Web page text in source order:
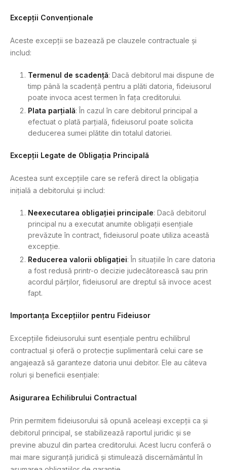
Excepții Convenționale
Aceste excepții se bazează pe clauzele contractuale și
includ:
Termenul de scadență: Dacă debitorul mai dispune de
timp până la scadență pentru a plăti datoria, fideiusorul
poate invoca acest termen în fața creditorului.
Plata parțială: În cazul în care debitorul principal a
efectuat o plată parțială, fideiusorul poate solicita
deducerea sumei plătite din totalul datoriei.
Excepții Legate de Obligația Principală
Acestea sunt excepțiile care se referă direct la obligația
inițială a debitorului și includ:
Neexecutarea obligației principale: Dacă debitorul
principal nu a executat anumite obligații esențiale
prevăzute în contract, fideiusorul poate utiliza această
excepție.
Reducerea valorii obligației: În situațiile în care datoria
a fost redusă printr-o decizie judecătorească sau prin
acordul părților, fideiusorul are dreptul să invoce acest
fapt.
Importanța Excepțiilor pentru Fideiusor
Excepțiile fideiusorului sunt esențiale pentru echilibrul
contractual și oferă o protecție suplimentară celui care se
angajează să garanteze datoria unui debitor. Ele au câteva
roluri și beneficii esențiale:
Asigurarea Echilibrului Contractual
Prin permitem fideiusorului să opună aceleași excepții ca și
debitorul principal, se stabilizează raportul juridic și se
previne abuzul din partea creditorului. Acest lucru conferă o
mai mare siguranță juridică și stimulează discernământul în